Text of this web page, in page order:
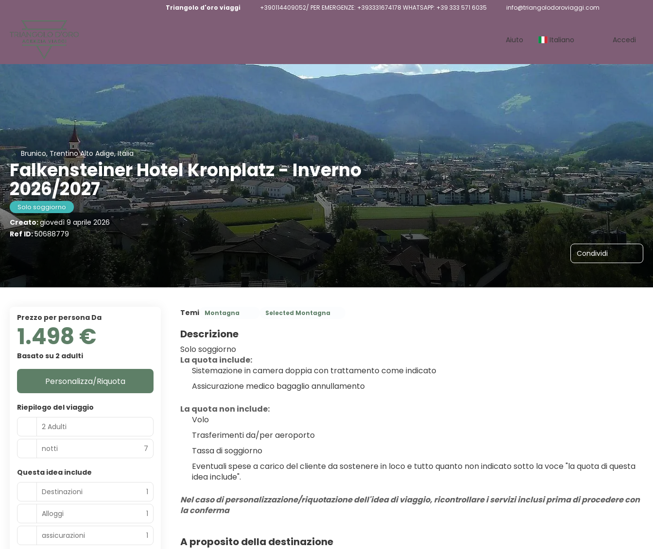
Triangolo d'oro viaggi +390114409052/ PER EMERGENZE: +393331674178 WHATSAPP: +39 333 571 6035 info@triangolodoroviaggi.com
Aiuto Italiano Accedi
Brunico, Trentino Alto Adige, Italia
Falkensteiner Hotel Kronplatz - Inverno
2026/2027
Solo soggiorno
Creato:giovedì 9 aprile 2026
Ref ID:50688779
Condividi
Temi Montagna Selected Montagna
Descrizione
Solo soggiorno
﻿La quota include:
Sistemazione in camera doppia con trattamento come indicato
Assicurazione medico bagaglio annullamento
La quota non include:
Volo
Trasferimenti da/per aeroporto
Tassa di soggiorno
Eventuali spese a carico del cliente da sostenere in loco e tutto quanto non indicato sotto la voce "la quota di questa
idea include".
Nel caso di personalizzazione/riquotazione dell'idea di viaggio, ricontrollare i servizi inclusi prima di procedere con
la conferma
A proposito della destinazione
Prezzo per persona Da
1.498 €
Basato su 2 adulti
Personalizza/Riquota
Riepilogo del viaggio
2 Adulti
notti 7
Questa idea include
Destinazioni
1
Alloggi 1
assicurazioni 1